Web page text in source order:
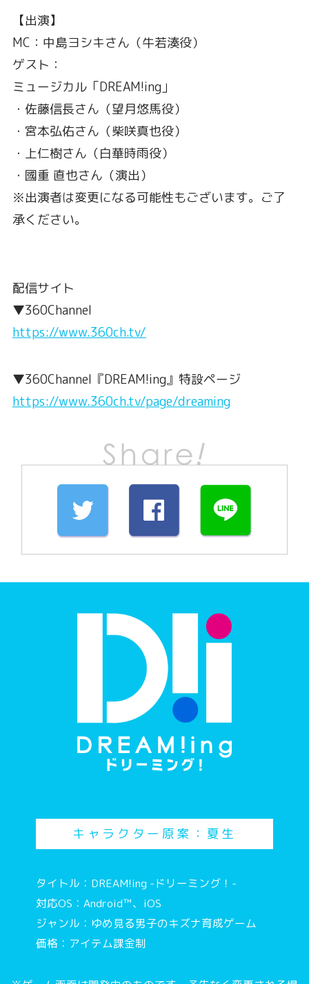
【出演】
MC：中島ヨシキさん（牛若湊役）
ゲスト：
ミュージカル「DREAM!ing」
・佐藤信長さん（望月悠馬役）
・宮本弘佑さん（柴咲真也役）
・上仁樹さん（白華時雨役）
・國重 直也さん（演出）
※出演者は変更になる可能性もございます。ご了
承ください。
配信サイト
▼360Channel
https://www.360ch.tv/
▼360Channel『DREAM!ing』特設ページ
https://www.360ch.tv/page/dreaming
キャラクター原案：夏生
タイトル：DREAM!ing -ドリーミング！-
対応OS：Android™、iOS
ジャンル：ゆめ見る男子のキズナ育成ゲーム
価格：アイテム課金制